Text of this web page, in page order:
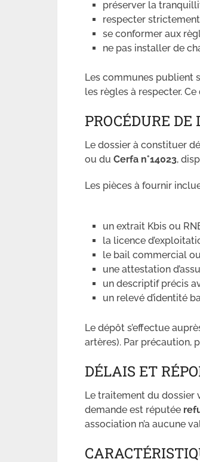
préserver la
respecter
se conformer aux
ne pas installer de
Les communes publient
les règles à respecter.
PROCÉDURE
Le dossier à constituer
ou du Cerfa n°14023,
Les pièces à fournir
un extrait Kbis ou
la licence
le bail commercial
une attestation
un descriptif précis
un relevé d’identité
Le dépôt s’effectue
artères). Par précaution,
DÉLAIS ET
Le traitement du dossier
demande est réputée
association n’a aucune